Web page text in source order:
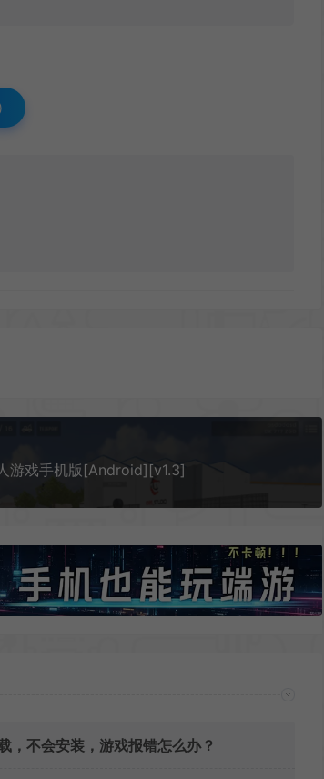
)
游戏手机版[Android][v1.3]
，不会安装，游戏报错怎么办？